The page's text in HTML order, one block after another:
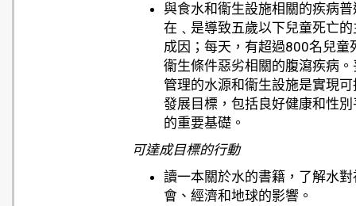
與食水和衞生設施相關的疾病普
在﹑是導致五歲以下兒童死亡的
成因；每天，有超過800名兒童
衞生條件惡劣相關的腹瀉疾病。
管理的水源和衞生設施是實現可
發展目標，包括良好健康和性別
的重要基礎。
可達成目標的行動
讀一本關於水的書籍，了解水對
會、經濟和地球的影響。